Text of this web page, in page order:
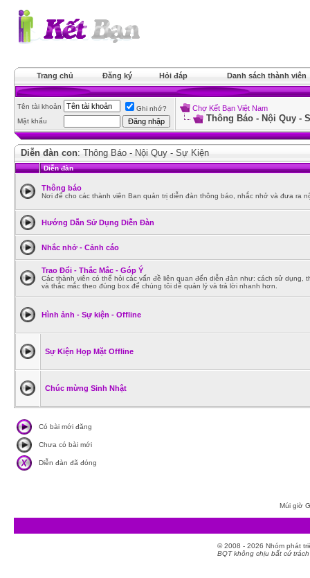
Trang chủ Đăng ký Hỏi đáp Danh sách thành viên
Tên tài khoản
Ghi nhớ?
Mật khẩu
Chợ Kết Bạn Việt Nam
Thông Báo - Nội Quy -
Diễn đàn con: Thông Báo - Nội Quy - Sự Kiện
Diễn đàn
Thông báo
Nơi để cho các thành viên Ban quản trị diễn đàn thông báo, nhắc nhở và đưa ra
Hướng Dẫn Sử Dụng Diễn Đàn
Nhắc nhở - Cảnh cáo
Trao Đổi - Thắc Mắc - Góp Ý
Các thành viên có thể hỏi các vấn đề liên quan đến diễn đàn như: cách sử dụng,
và thắc mắc theo đúng box để chúng tôi dễ quản lý và trả lời nhanh hơn.
Hình ảnh - Sự kiện - Offline
Sự Kiện Họp Mặt Offline
Chúc mừng Sinh Nhật
Có bài mới đăng
Chưa có bài mới
Diễn đàn đã đóng
Múi giờ
© 2008 - 2026 Nhóm phát
BQT không chịu bất cứ